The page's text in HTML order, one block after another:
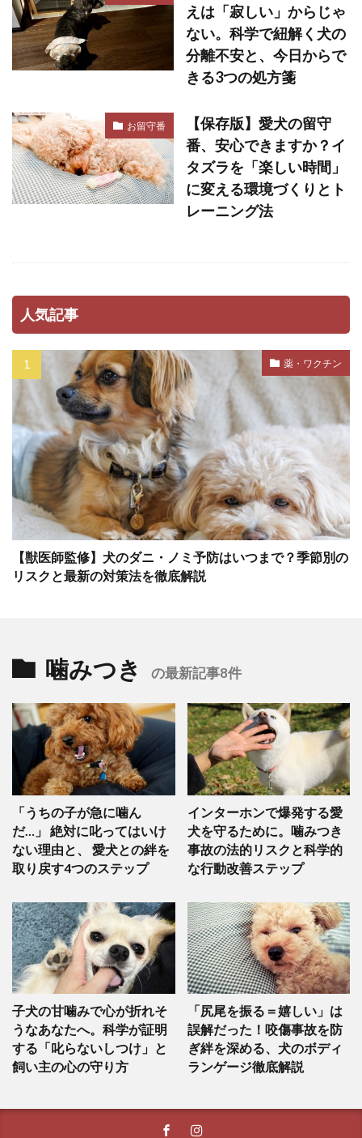
えは「寂しい」からじゃ
ない。科学で紐解く犬の
分離不安と、今日からで
きる3つの処方箋
お留守番
【保存版】愛犬の留守
番、安心できますか？イ
タズラを「楽しい時間」
に変える環境づくりとト
レーニング法
人気記事
薬・ワクチン
【獣医師監修】犬のダニ・ノミ予防はいつまで？季節別の
リスクと最新の対策法を徹底解説
噛みつき の最新記事8件
「うちの子が急に噛ん
だ…」 絶対に叱ってはいけ
ない理由と、 愛犬との絆を
取り戻す4つのステップ
インターホンで爆発する愛
犬を守るために。噛みつき
事故の法的リスクと科学的
な行動改善ステップ
子犬の甘噛みで心が折れそ
うなあなたへ。科学が証明
する「叱らないしつけ」と
飼い主の心の守り方
「尻尾を振る＝嬉しい」は
誤解だった！咬傷事故を防
ぎ絆を深める、犬のボディ
ランゲージ徹底解説